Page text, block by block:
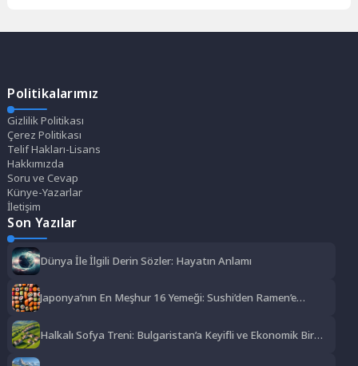
Politikalarımız
Gizlilik Politikası
Çerez Politikası
Telif Hakları-Lisans
Hakkımızda
Soru ve Cevap
Künye-Yazarlar
İletişim
Son Yazılar
Dünya İle İlgili Derin Sözler: Hayatın Anlamı
Japonya’nın En Meşhur 16 Yemeği: Sushi’den Ramen’e
Halkalı Sofya Treni: Bulgaristan’a Keyifli ve Ekonomik Bir